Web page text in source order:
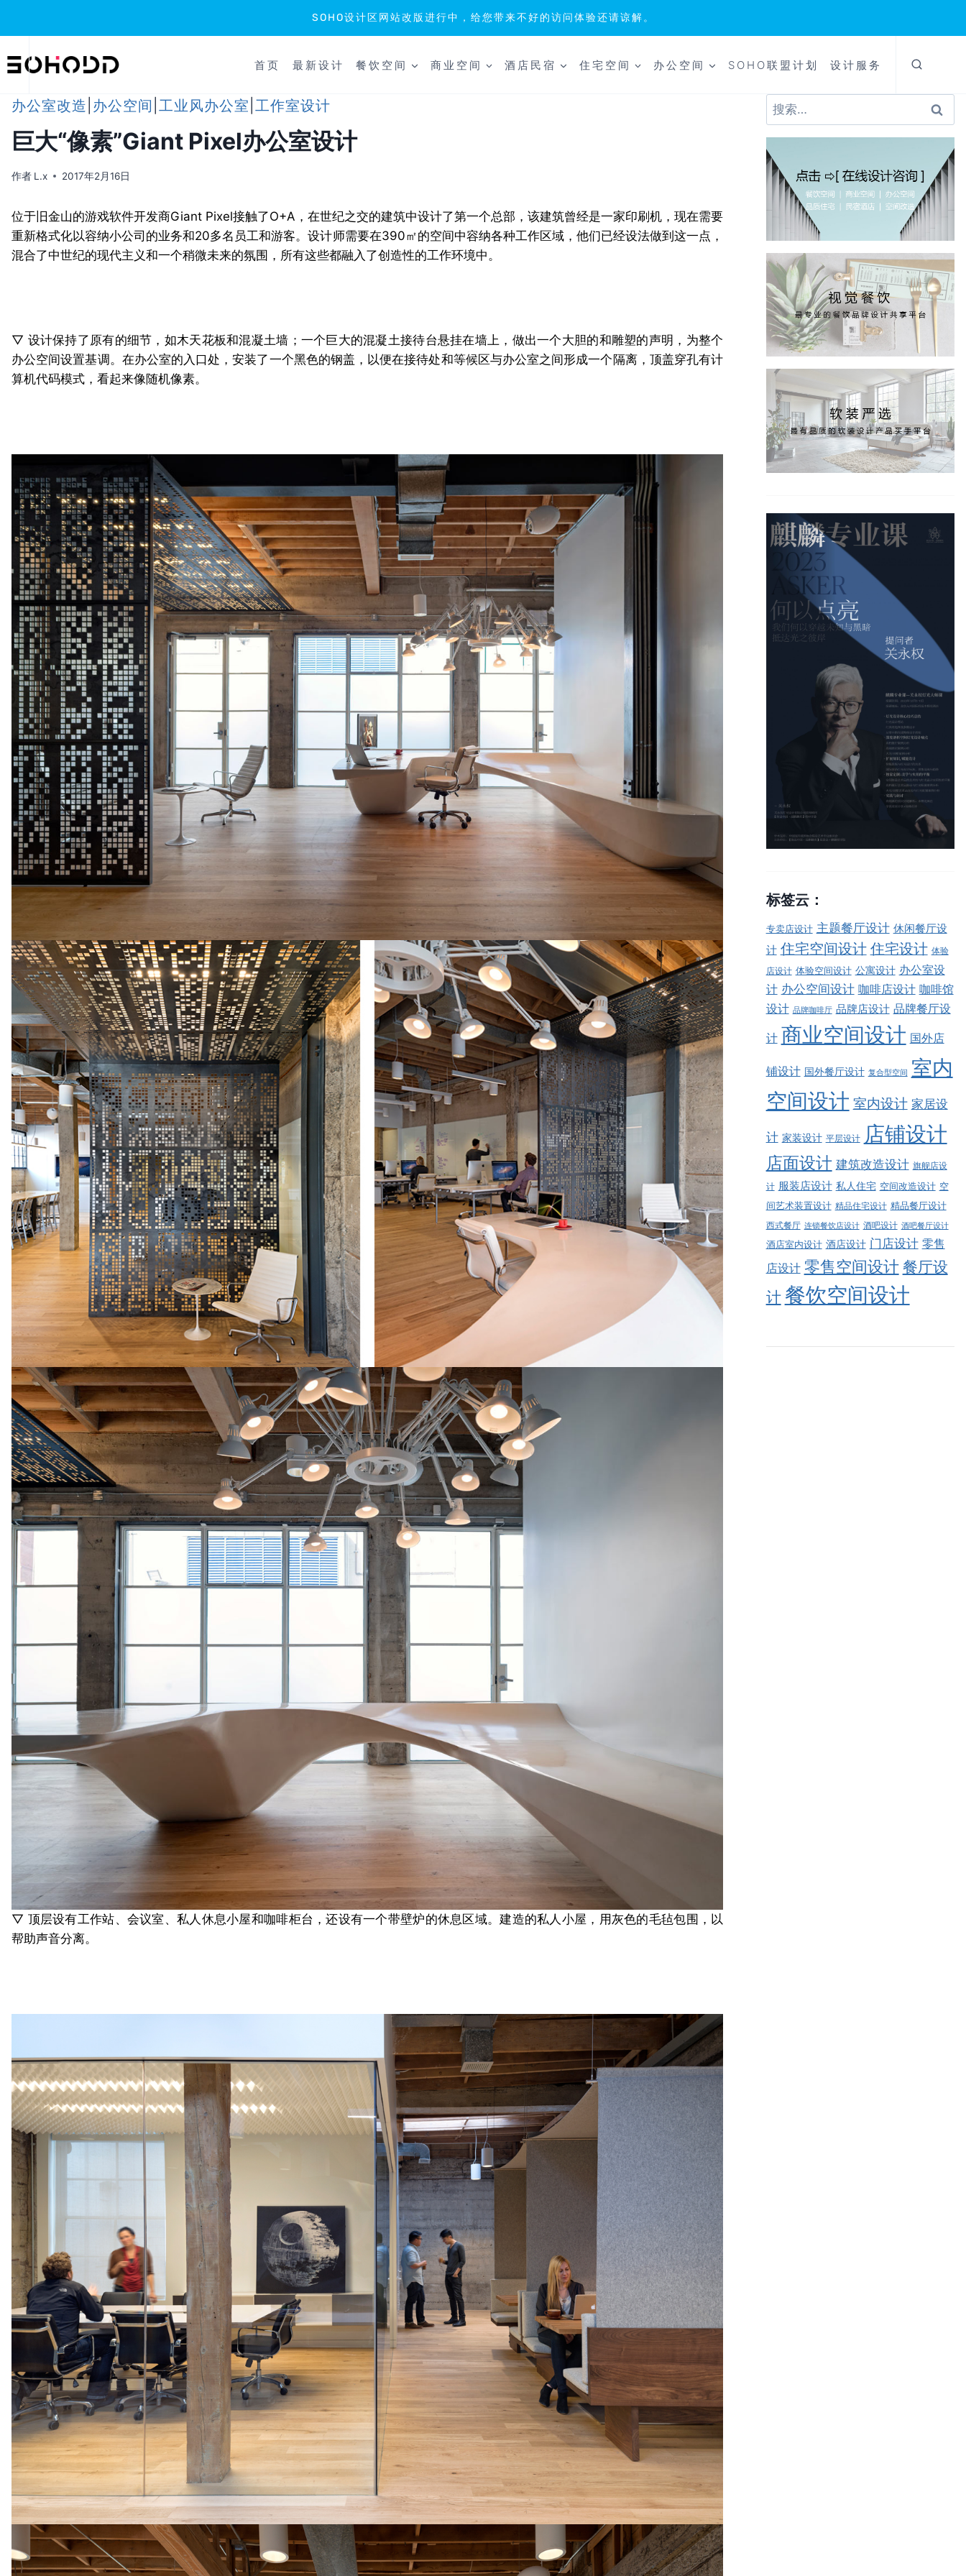
SOHO设计区网站改版进行中，给您带来不好的访问体验还请谅解。
到
首页 最新设计 餐饮空间 商业空间 酒店民宿 住宅空间 办公空间 SOHO联盟计划 设计服务
办公室改造 办公空间 工业风办公室 工作室设计
巨大“像素”Giant Pixel办公室设计
作者 L.x 2017年2月16日
位于旧金山的游戏软件开发商Giant Pixel接触了O+A，在世纪之交的建筑中设计了第一个总部，该建筑曾经是一家印刷机，现在需要
重新格式化以容纳小公司的业务和20多名员工和游客。设计师需要在390㎡的空间中容纳各种工作区域，他们已经设法做到这一点，
混合了中世纪的现代主义和一个稍微未来的氛围，所有这些都融入了创造性的工作环境中。
▽ 设计保持了原有的细节，如木天花板和混凝土墙；一个巨大的混凝土接待台悬挂在墙上，做出一个大胆的和雕塑的声明，为整个
办公空间设置基调。在办公室的入口处，安装了一个黑色的钢盖，以便在接待处和等候区与办公室之间形成一个隔离，顶盖穿孔有计
算机代码模式，看起来像随机像素。
▽ 顶层设有工作站、会议室、私人休息小屋和咖啡柜台，还设有一个带壁炉的休息区域。建造的私人小屋，用灰色的毛毡包围，以
帮助声音分离。
搜
索：
标签云：
专卖店设计 主题餐厅设计 休闲餐厅设
计 住宅空间设计 住宅设计 体验
店设计 体验空间设计 公寓设计 办公室设
计 办公空间设计 咖啡店设计 咖啡馆
设计 品牌咖啡厅 品牌店设计 品牌餐厅设
计 商业空间设计 国外店
铺设计 国外餐厅设计 复合型空间
室内
空间设计 室内设计 家居设
计 家装设计 平层设计 店铺设计
店面设计 建筑改造设计 旗舰店设
计 服装店设计 私人住宅 空间改造设计 空
间艺术装置设计 精品住宅设计 精品餐厅设计
西式餐厅 连锁餐饮店设计 酒吧设计 酒吧餐厅设计
酒店室内设计 酒店设计 门店设计 零售
店设计 零售空间设计 餐厅设
计 餐饮空间设计